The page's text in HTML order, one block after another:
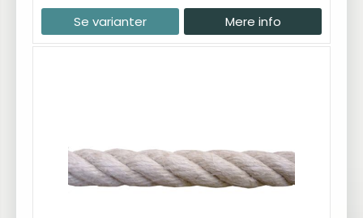
Se varianter
Mere info